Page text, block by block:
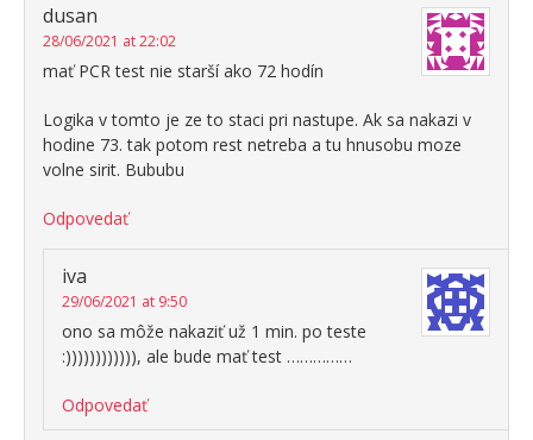
dusan
28/06/2021 at 22:02
mať PCR test nie starší ako 72 hodín
Logika v tomto je ze to staci pri nastupe. Ak sa nakazi v
hodine 73. tak potom rest netreba a tu hnusobu moze
volne sirit. Bububu
Odpovedať
iva
29/06/2021 at 9:50
ono sa môže nakaziť už 1 min. po teste
:)))))))))))), ale bude mať test ……………
Odpovedať